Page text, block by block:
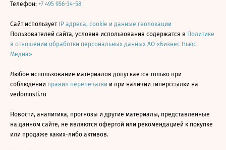
Телефон: +7 495 956-34-58
Сайт использует IP адреса, cookie и данные геолокации
Пользователей сайта, условия использования содержатся в Политике
в отношении обработки персональных данных АО «Бизнес Ньюс
Медиа»
Любое использование материалов допускается только при
соблюдении правил перепечатки и при наличии гиперссылки на
vedomosti.ru
Новости, аналитика, прогнозы и другие материалы, представленные
на данном сайте, не являются офертой или рекомендацией к покупке
или продаже каких-либо активов.